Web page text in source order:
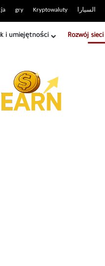
gry Kryptowaluty السيارا
i umiejętności Rozwój